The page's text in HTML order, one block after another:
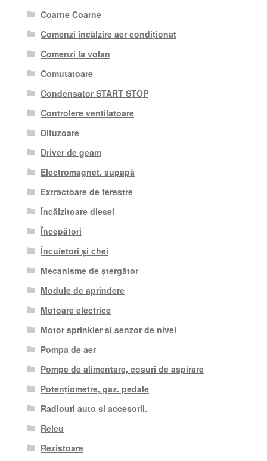
Coarne Coarne
Comenzi încălzire aer condiționat
Comenzi la volan
Comutatoare
Condensator START STOP
Controlere ventilatoare
Difuzoare
Driver de geam
Electromagnet. supapă
Extractoare de ferestre
Încălzitoare diesel
Începători
Încuietori și chei
Mecanisme de ștergător
Module de aprindere
Motoare electrice
Motor sprinkler si senzor de nivel
Pompa de aer
Pompe de alimentare, cosuri de aspirare
Potențiometre, gaz. pedale
Radiouri auto si accesorii.
Releu
Rezistoare